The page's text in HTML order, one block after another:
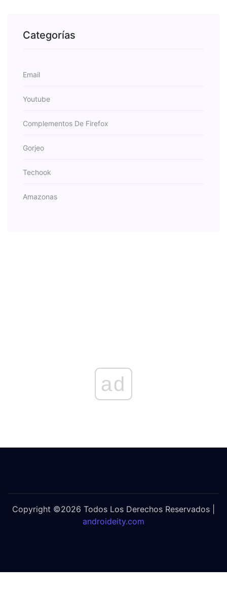
Categorías
Email
Youtube
Complementos De Firefox
Gorjeo
Techook
Amazonas
ad
Copyright ©2026 Todos Los Derechos Reservados |
androideity.com